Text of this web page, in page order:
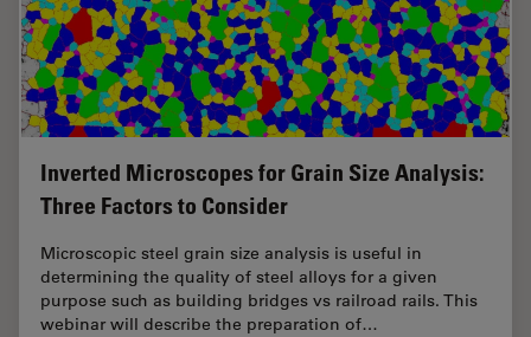
Inverted Microscopes for Grain Size Analysis:
Three Factors to Consider
Microscopic steel grain size analysis is useful in
determining the quality of steel alloys for a given
purpose such as building bridges vs railroad rails. This
webinar will describe the preparation of…